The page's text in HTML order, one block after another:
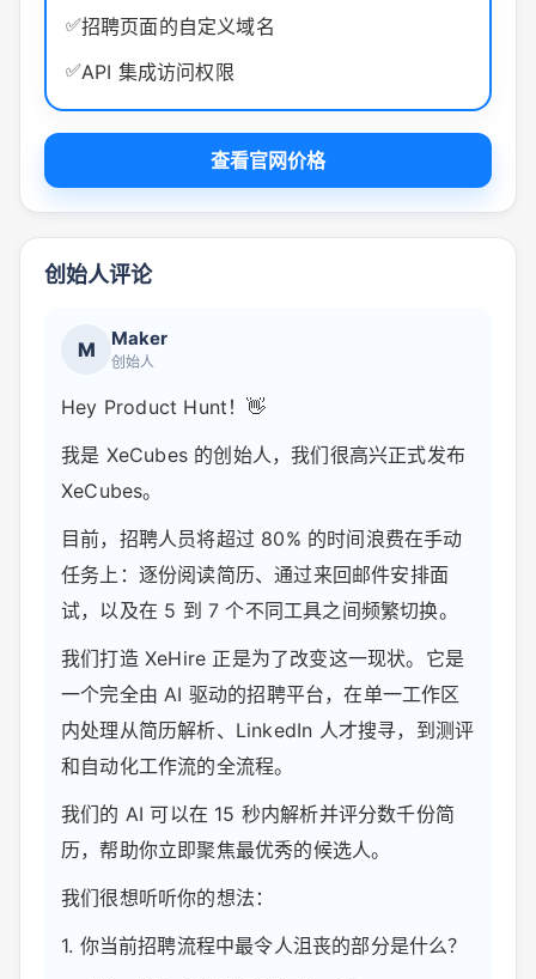
✅招聘页面的自定义域名
✅API 集成访问权限
查看官网价格
创始人评论
M Maker
创始人
Hey Product Hunt！👋
我是 XeCubes 的创始人，我们很高兴正式发布
XeCubes。
目前，招聘人员将超过 80% 的时间浪费在手动
任务上：逐份阅读简历、通过来回邮件安排面
试，以及在 5 到 7 个不同工具之间频繁切换。
我们打造 XeHire 正是为了改变这一现状。它是
一个完全由 AI 驱动的招聘平台，在单一工作区
内处理从简历解析、LinkedIn 人才搜寻，到测评
和自动化工作流的全流程。
我们的 AI 可以在 15 秒内解析并评分数千份简
历，帮助你立即聚焦最优秀的候选人。
我们很想听听你的想法：
1. 你当前招聘流程中最令人沮丧的部分是什么？